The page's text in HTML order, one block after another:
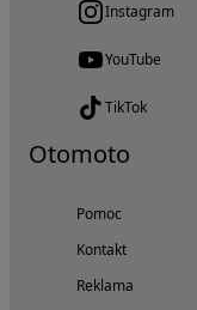
Instagram
YouTube
TikTok
Otomoto
Pomoc
Kontakt
Reklama